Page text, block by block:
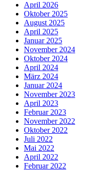
April 2026
Oktober 2025
August 2025
April 2025
Januar 2025
November 2024
Oktober 2024
April 2024
März 2024
Januar 2024
November 2023
April 2023
Februar 2023
November 2022
Oktober 2022
Juli 2022
Mai 2022
April 2022
Februar 2022